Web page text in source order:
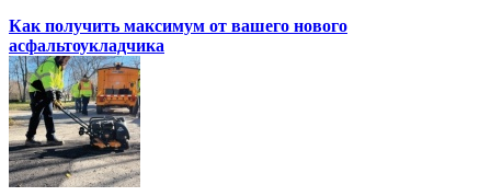
Как получить максимум от вашего нового
асфальтоукладчика